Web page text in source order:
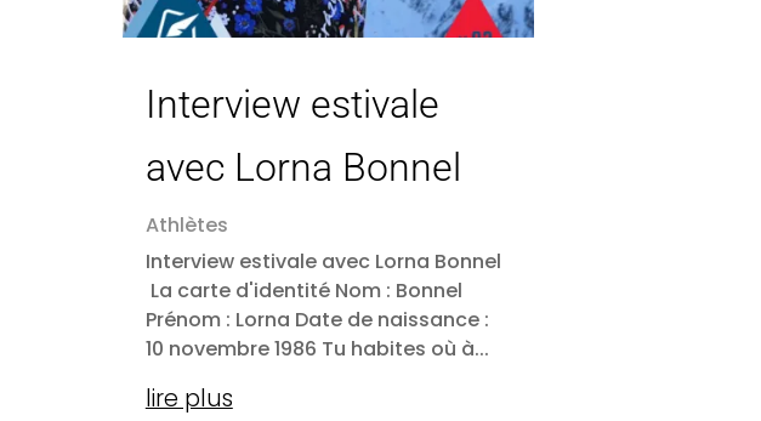
Interview estivale
avec Lorna Bonnel
Athlètes
Interview estivale avec Lorna Bonnel
La carte d'identité Nom : Bonnel
Prénom : Lorna Date de naissance :
10 novembre 1986 Tu habites où à...
lire plus